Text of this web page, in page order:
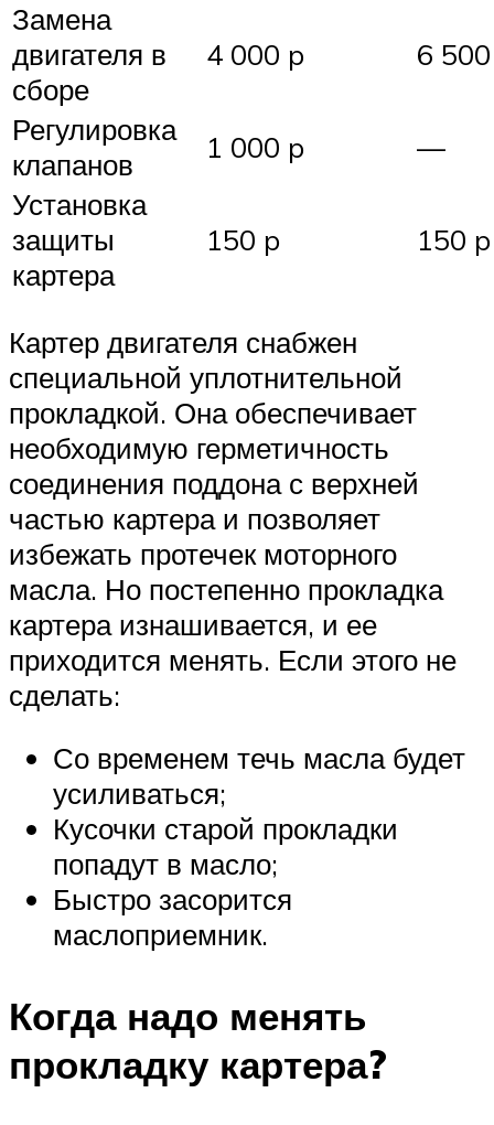
Замена
двигателя в
сборе
4 000 p 6
Регулировка
клапанов
1 000 p
—
Установка
защиты
картера
150 p 150 p
Картер двигателя снабжен
специальной уплотнительной
прокладкой. Она обеспечивает
необходимую герметичность
соединения поддона с верхней
частью картера и позволяет
избежать протечек моторного
масла. Но постепенно прокладка
картера изнашивается, и ее
приходится менять. Если этого не
сделать:
Со временем течь масла будет
усиливаться;
Кусочки старой прокладки
попадут в масло;
Быстро засорится
маслоприемник.
Когда надо менять
прокладку картера?